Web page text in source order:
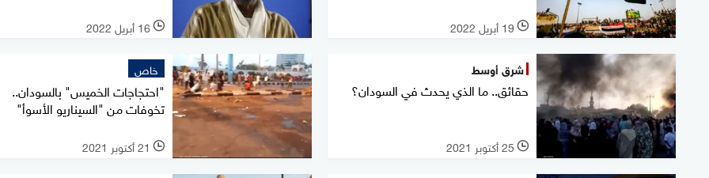
l 19 أبريل 2022 l 16 أبريل 2022
شرق أوسط
حقائق.. ما الذي يحدث في السودان؟
l 25 أكتوبر 2021
خاص
"احتجاجات الخميس" بالسودان..
تخوفات من "السيناريو الأسوأ"
l 21 أكتوبر 2021